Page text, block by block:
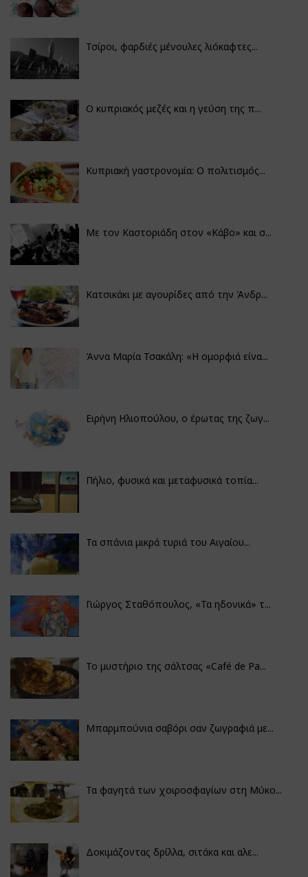
Τσίροι, φαρδιές μένουλες λιόκαφτες...
Ο κυπριακός μεζές και η γεύση της π...
Κυπριακή γαστρονομία: Ο πολιτισμός...
Με τον Καστοριάδη στον «Κάβο» και σ...
Κατσικάκι με αγουρίδες από την Άνδρ...
Άννα Μαρία Τσακάλη: «Η ομορφιά είνα...
Ειρήνη Ηλιοπούλου, ο έρωτας της ζωγ...
Πήλιο, φυσικά και μεταφυσικά τοπία...
Τα σπάνια μικρά τυριά του Αιγαίου...
Γιώργος Σταθόπουλος, «Τα ηδονικά» τ...
Το μυστήριο της σάλτσας «Café de Pa...
Μπαρμπούνια σαβόρι σαν ζωγραφιά με...
Τα φαγητά των χοιροσφαγίων στη Μύκο...
Δοκιμάζοντας δρίλλα, σιτάκα και αλε...